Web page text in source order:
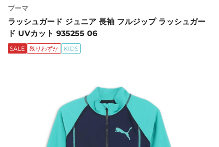
プーマ
ラッシュガード ジュニア 長袖 フルジップ ラッシュガー
ド UVカット 935255 06
SALE 残りわずか KIDS